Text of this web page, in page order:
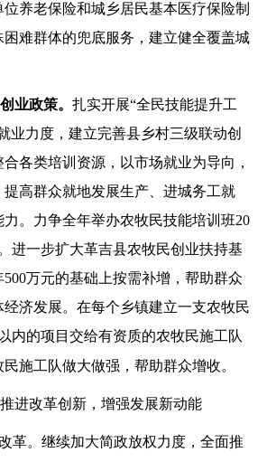
养老保险和城乡居民基本医疗保险制
困难群体的兜底服务，建立健全覆盖城
业政策。扎实开展“全民技能提升工
业力度，建立完善县乡村三级联动创
合各类培训资源，以市场就业为导向，
高群众就地发展生产、进城务工就
。 力争全年举办农牧民技能培训班20
。进一步扩大革吉县农牧民创业扶持基
500万元的基础上按需补增，帮助群众
经济发展。在每个乡镇建立一支农牧民
内的项目交给有资质的农牧民施工队
施工队做大做强，帮助群众增收。
进改革创新，增强发展新动能
革。继续加大简政放权力度，全面推